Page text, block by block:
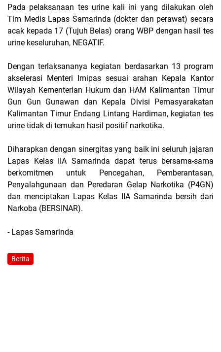
Pada pelaksanaan tes urine kali ini yang dilakukan oleh
Tim Medis Lapas Samarinda (dokter dan perawat) secara
acak kepada 17 (Tujuh Belas) orang WBP dengan hasil tes
urine keseluruhan, NEGATIF.
Dengan terlaksananya kegiatan berdasarkan 13 program
akselerasi Menteri Imipas sesuai arahan Kepala Kantor
Wilayah Kementerian Hukum dan HAM Kalimantan Timur
Gun Gun Gunawan dan Kepala Divisi Pemasyarakatan
Kalimantan Timur Endang Lintang Hardiman, kegiatan tes
urine tidak di temukan hasil positif narkotika.
Diharapkan dengan sinergitas yang baik ini seluruh jajaran
Lapas Kelas IIA Samarinda dapat terus bersama-sama
berkomitmen untuk Pencegahan, Pemberantasan,
Penyalahgunaan dan Peredaran Gelap Narkotika (P4GN)
dan menciptakan Lapas Kelas IIA Samarinda bersih dari
Narkoba (BERSINAR).
- Lapas Samarinda
Berita